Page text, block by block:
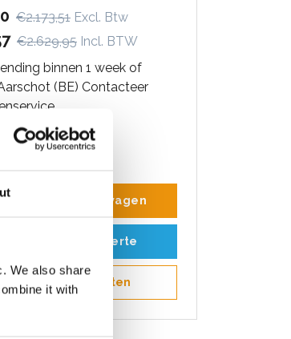
We also share
it with
€2.173,51 Excl. Btw
€2.629,95 Incl. BTW
binnen 1 week of
(BE) Contacteer
aan winkelwagen
aan offerte
Opslaan in favorieten